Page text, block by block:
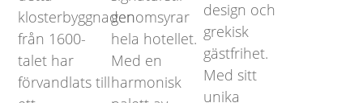
klosterbyggnaden
från 1600-
talet har
förvandlats till
genomsyrar
hela hotellet.
Med en
harmonisk
design och
grekisk
gästfrihet.
Med sitt
unika